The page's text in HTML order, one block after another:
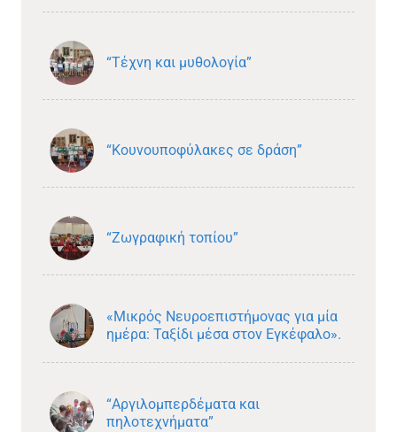
“Τέχνη και μυθολογία”
“Κουνουποφύλακες σε δράση”
“Ζωγραφική τοπίου”
«Μικρός Νευροεπιστήμονας για μία
ημέρα: Ταξίδι μέσα στον Εγκέφαλο».
“Αργιλομπερδέματα και
πηλοτεχνήματα”